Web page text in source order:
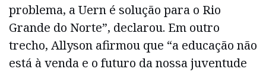
problema, a Uern é solução para o Rio
Grande do Norte”, declarou. Em outro
trecho, Allyson afirmou que “a educação não
está à venda e o futuro da nossa juventude